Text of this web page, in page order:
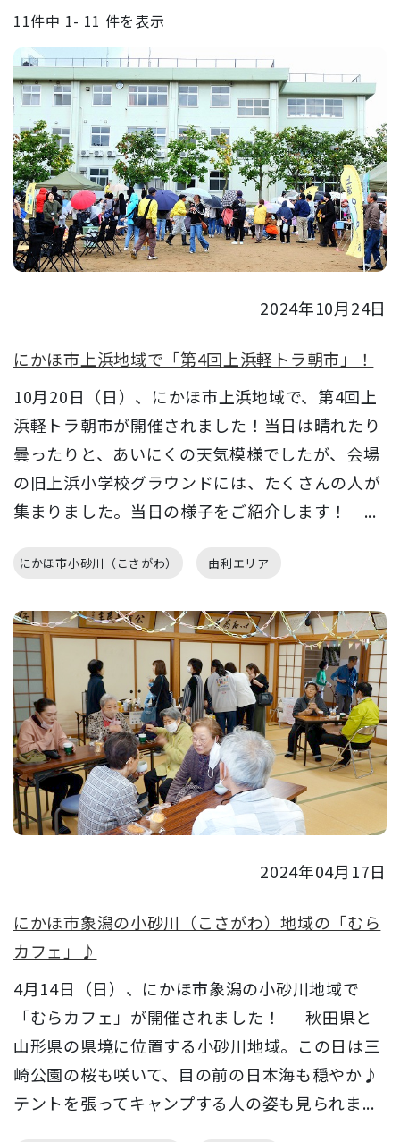
11件中 1- 11 件を表示
2024年10月24日
にかほ市上浜地域で「第4回上浜軽トラ朝市」！
10月20日（日）、にかほ市上浜地域で、第4回上
浜軽トラ朝市が開催されました！当日は晴れたり
曇ったりと、あいにくの天気模様でしたが、会場
の旧上浜小学校グラウンドには、たくさんの人が
集まりました。当日の様子をご紹介します！ ...
にかほ市小砂川（こさがわ） 由利エリア
2024年04月17日
にかほ市象潟の小砂川（こさがわ）地域の「むら
カフェ」♪
4月14日（日）、にかほ市象潟の小砂川地域で
「むらカフェ」が開催されました！ 秋田県と
山形県の県境に位置する小砂川地域。この日は三
崎公園の桜も咲いて、目の前の日本海も穏やか♪
テントを張ってキャンプする人の姿も見られま...